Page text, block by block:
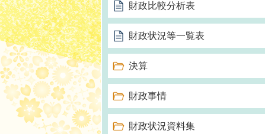
財政比較分析表
財政状況等一覧表
決算
財政事情
財政状況資料集